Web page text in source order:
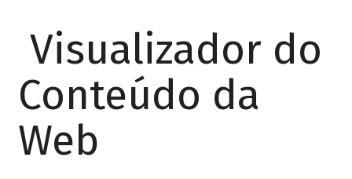
Visualizador do
Conteúdo da
Web